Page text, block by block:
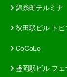
錦糸町テルミナ
秋田駅ビル トピ
CoCoLo
盛岡駅ビル フェ